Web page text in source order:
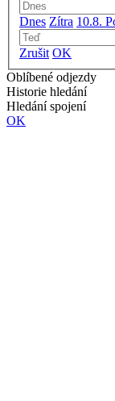
Dnes Zítra 10.8.
Zrušit OK
Oblíbené odjezdy
Historie hledání
Hledání spojení
OK